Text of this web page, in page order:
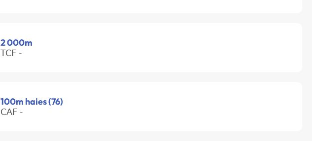
2 000m
TCF -
100m haies (76)
CAF -